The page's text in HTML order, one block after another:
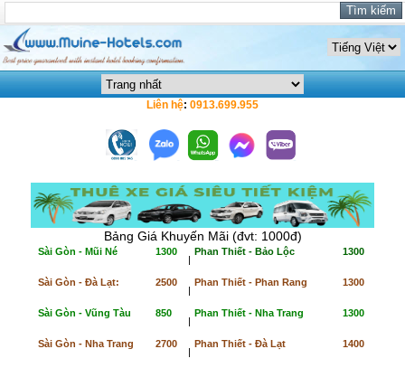
Liên hệ: 0913.699.955
Bảng Giá Khuyến Mãi (đvt: 1000đ)
Sài Gòn - Mũi Né 1300
|
Phan Thiết - Bảo Lộc 1300
Sài Gòn - Đà Lạt: 2500
|
Phan Thiết - Phan Rang 1300
Sài Gòn - Vũng Tàu 850
|
Phan Thiết - Nha Trang 1300
Sài Gòn - Nha Trang 2700
|
Phan Thiết - Đà Lạt 1400